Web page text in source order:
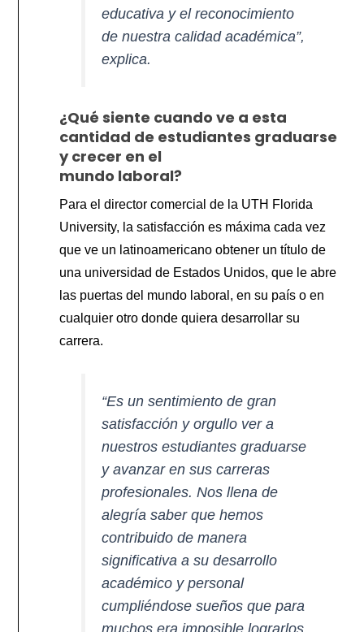
educativa y el reconocimiento
de nuestra calidad académica”,
explica.
¿Qué siente cuando ve a esta
cantidad de estudiantes graduarse
y crecer en el
mundo laboral?
Para el director comercial de la UTH Florida
University, la satisfacción es máxima cada vez
que ve un latinoamericano obtener un título de
una universidad de Estados Unidos, que le abre
las puertas del mundo laboral, en su país o en
cualquier otro donde quiera desarrollar su
carrera.
“Es un sentimiento de gran
satisfacción y orgullo ver a
nuestros estudiantes graduarse
y avanzar en sus carreras
profesionales. Nos llena de
alegría saber que hemos
contribuido de manera
significativa a su desarrollo
académico y personal
cumpliéndose sueños que para
muchos era imposible lograrlos,